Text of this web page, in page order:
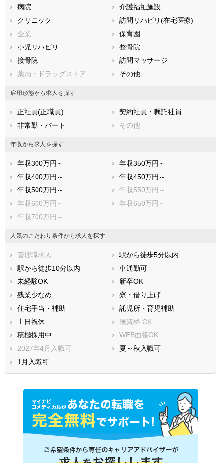
香川県
高知県
福岡県
長崎県
熊本県
鹿児島県
病院
介護福祉施設
クリニック
訪問リハビリ(在宅医療)
企業
保育園
小児リハビリ
整骨院
接骨院
訪問マッサージ
薬局・ドラッグストア
その他
雇用形態から求人を探す
正社員(正職員)
契約社員・嘱託社員
非常勤・パート
その他
年収から求人を探す
年収300万円～
年収350万円～
年収400万円～
年収450万円～
年収500万円～
年収550万円～
年収600万円～
年収650万円～
年収700万円～
人気のこだわり条件から求人を探す
管理職求人
駅から徒歩5分以内
駅から徒歩10分以内
車通勤可
未経験OK
新卒OK
残業少なめ
寮・借り上げ
住宅手当・補助
託児所・育児補助
土日祝休
無資格 OK
積極採用中
WEB面接OK
2027年4月入職可
夏～秋入職可
1月入職可